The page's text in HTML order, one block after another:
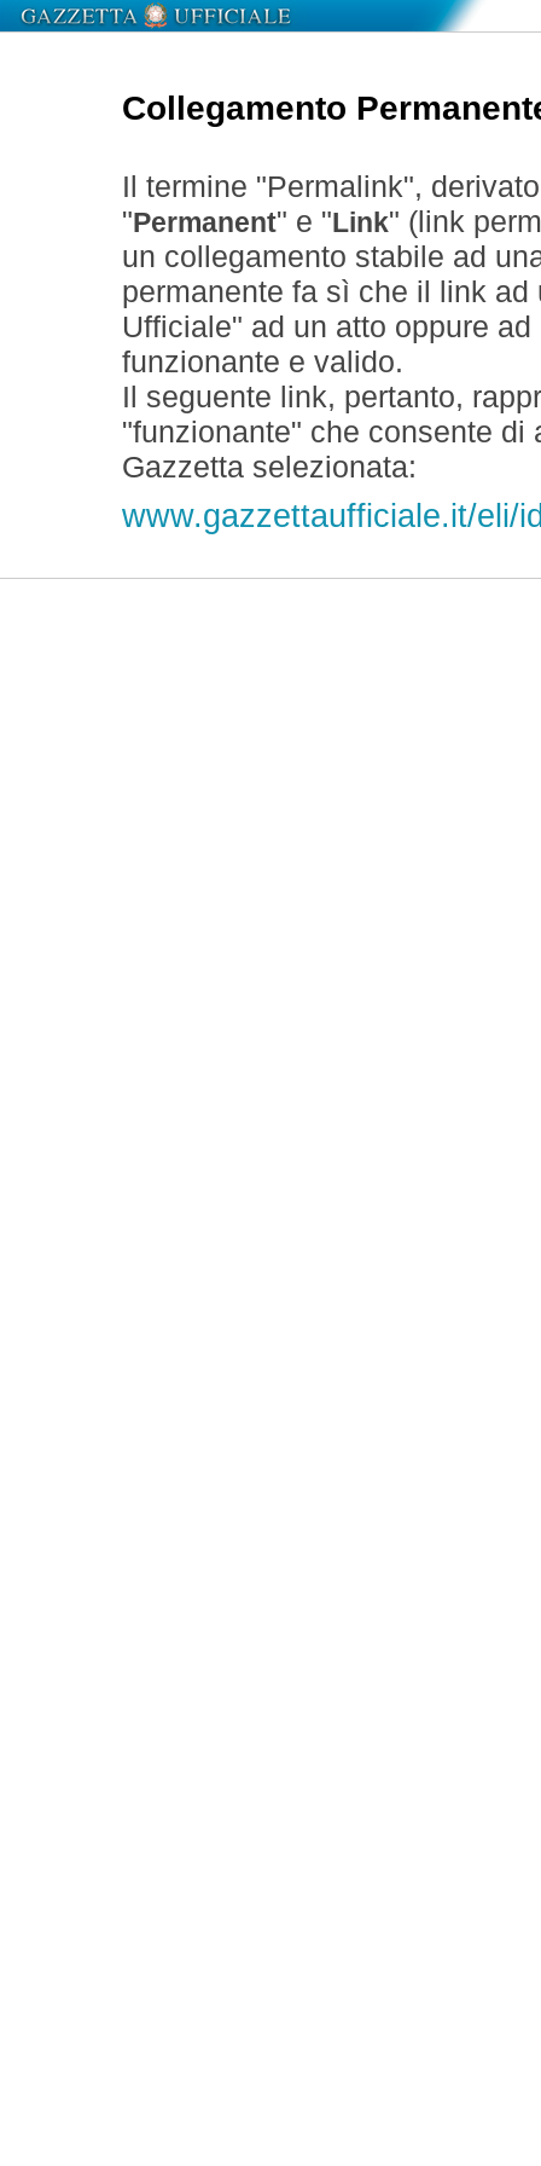
Collegamento
Il termine "Permalink",
" Permanent" e " Link" (link
un collegamento stabile ad
permanente fa sì che il link
Ufficiale" ad un atto oppure
funzionante e valido.
Il seguente link, pertanto,
"funzionante" che consente
Gazzetta selezionata:
www.gazzettaufficiale.it/eli/